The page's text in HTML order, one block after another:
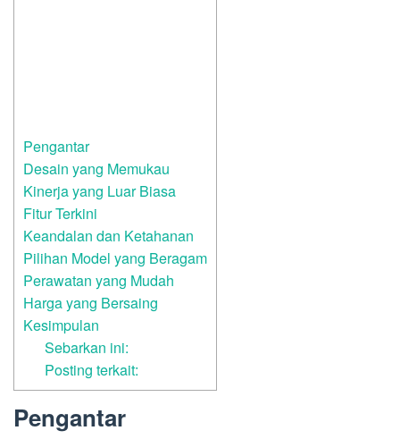
Pengantar
Desain yang Memukau
Kinerja yang Luar Biasa
Fitur Terkini
Keandalan dan Ketahanan
Pilihan Model yang Beragam
Perawatan yang Mudah
Harga yang Bersaing
Kesimpulan
Sebarkan ini:
Posting terkait:
Pengantar